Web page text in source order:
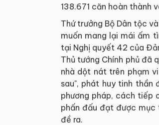
138.671 căn hoàn thành
Thứ trưởng Bộ Dân tộc
muốn mang lại mái ấm
tại Nghị quyết 42 của
Thủ tướng Chính phủ
nhà dột nát trên phạm
sau", phát huy tinh thần
phương pháp, cách tiếp
phấn đấu đạt được
đề ra.